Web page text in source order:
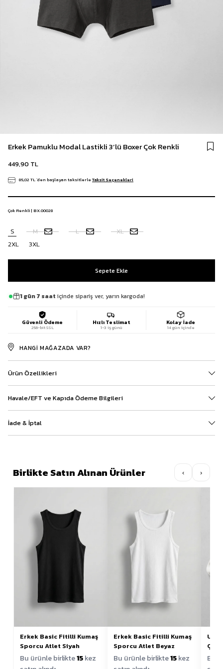
Erkek Pamuklu Modal Lastikli 3’lü Boxer Çok Renkli
449,90 TL
85,02 TL`den başlayan taksitlerle Taksit Seçenekleri
Çok Renkli | BX.00028
S M L
XL
2XL
3XL
1 gün 7 saat içinde sipariş ver, yarın kargoda!
Güvenli Ödeme
256-bit SSL
Hızlı Teslimat
1-3 iş günü
Kolay İade
14 gün içinde
HANGI MAĞAZADA VAR?
Ürün Özellikleri
Havale/EFT ve Kapıda Ödeme Bilgileri
İade & İptal
Birlikte Satın Alınan Ürünler ‹ ›
Erkek Basic Fitilli Kumaş
Sporcu Atlet Siyah
Bu ürünle birlikte15kez
Erkek Basic Fitilli Kumaş
Sporcu Atlet Beyaz
Bu ürünle birlikte15kez
Bu